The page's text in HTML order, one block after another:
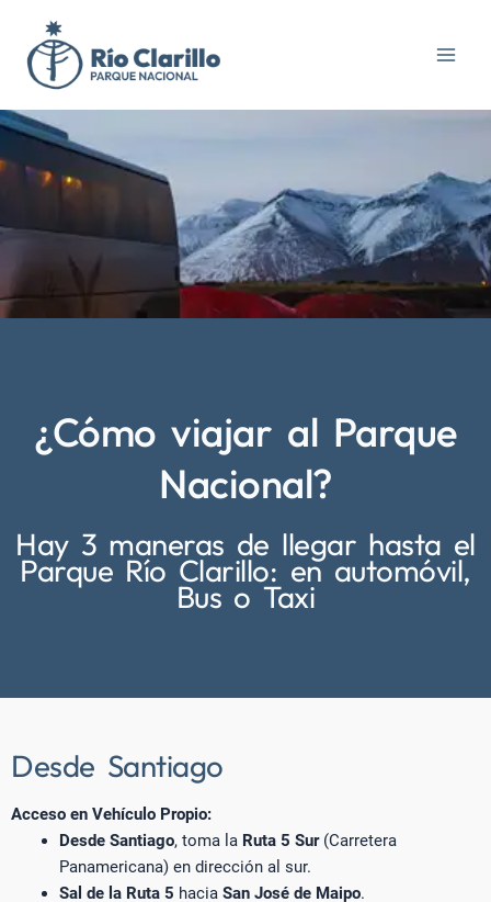
contenido
¿Cómo viajar al Parque
Nacional?
Hay 3 maneras de llegar hasta el
Parque Río Clarillo: en automóvil,
Bus o Taxi
Desde Santiago
Acceso en Vehículo Propio:
Desde Santiago, toma la Ruta 5 Sur(Carretera
Panamericana) en dirección al sur.
Sal de la Ruta 5 hacia San José de Maipo.